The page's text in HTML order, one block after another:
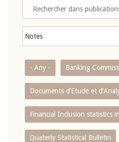
- Any - Banking
Documents d’Etude et
Financial Inclusion statistics
Quaterly Statistical Bulletin